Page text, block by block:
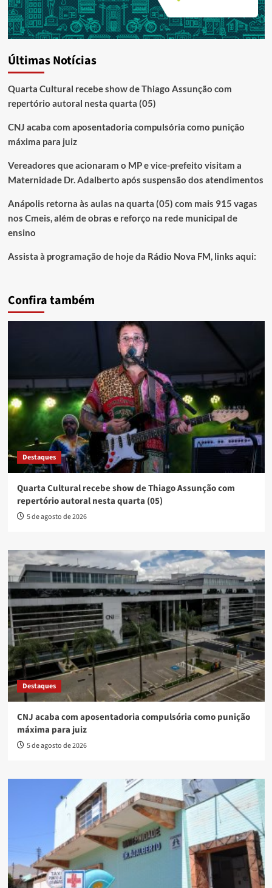
Últimas Notícias
Quarta Cultural recebe show de Thiago Assunção com
repertório autoral nesta quarta (05)
CNJ acaba com aposentadoria compulsória como punição
máxima para juiz
Vereadores que acionaram o MP e vice-prefeito visitam a
Maternidade Dr. Adalberto após suspensão dos atendimentos
Anápolis retorna às aulas na quarta (05) com mais 915 vagas
nos Cmeis, além de obras e reforço na rede municipal de
ensino
Assista à programação de hoje da Rádio Nova FM, links aqui:
Confira também
Destaques
Quarta Cultural recebe show de Thiago Assunção com
repertório autoral nesta quarta (05)
5 de agosto de 2026
Destaques
CNJ acaba com aposentadoria compulsória como punição
máxima para juiz
5 de agosto de 2026